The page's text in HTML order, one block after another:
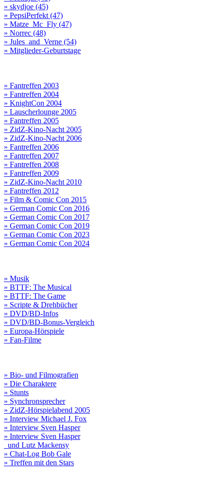
» skydjoe (45)
» PepsiPerfekt (47)
» Matze_Mc_Fly (47)
» Norrec (48)
» Jules_and_Verne (54)
» Mitglieder-Geburtstage
» Fantreffen 2003
» Fantreffen 2004
» KnightCon 2004
» Lauscherlounge 2005
» Fantreffen 2005
» ZidZ-Kino-Nacht 2005
» ZidZ-Kino-Nacht 2006
» Fantreffen 2006
» Fantreffen 2007
» Fantreffen 2008
» Fantreffen 2009
» ZidZ-Kino-Nacht 2010
» Fantreffen 2012
» Film & Comic Con 2015
» German Comic Con 2016
» German Comic Con 2017
» German Comic Con 2019
» German Comic Con 2023
» German Comic Con 2024
» Musik
» BTTF: The Musical
» BTTF: The Game
» Scripte & Drehbücher
» DVD/BD-Infos
» DVD/BD-Bonus-Vergleich
» Europa-Hörspiele
» Fan-Filme
» Bio- und Filmografien
» Die Charaktere
» Stunts
» Synchronsprecher
» ZidZ-Hörspielabend 2005
» Interview Michael J. Fox
» Interview Sven Hasper
» Interview Sven Hasper
und Lutz Mackensy
» Chat-Log Bob Gale
» Treffen mit den Stars